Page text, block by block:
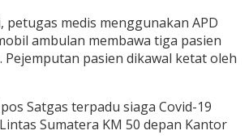
petugas medis menggunakan APD
ambulan membawa tiga pasien
Pejemputan pasien dikawal ketat oleh
Satgas terpadu siaga Covid-19
Sumatera KM 50 depan Kantor